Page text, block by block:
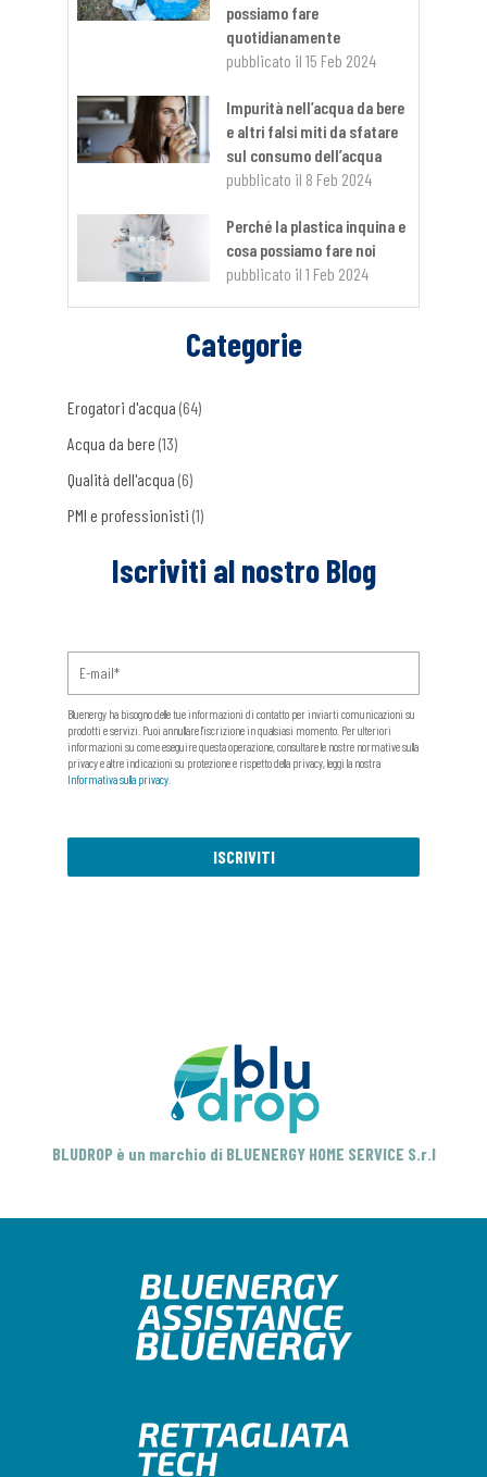
possiamo fare
quotidianamente
pubblicato il 15 Feb 2024
Impurità nell’acqua da bere
e altri falsi miti da sfatare
sul consumo dell’acqua
pubblicato il 8 Feb 2024
Perché la plastica inquina e
cosa possiamo fare noi
pubblicato il 1 Feb 2024
Categorie
Erogatori d'acqua(64)
Acqua da bere(13)
Qualità dell'acqua(6)
PMI e professionisti(1)
Iscriviti al nostro Blog
Bluenergy ha bisogno delle tue informazioni di contatto per inviarti comunicazioni su
prodotti e servizi. Puoi annullare l'iscrizione in qualsiasi momento. Per ulteriori
informazioni su come eseguire questa operazione, consultare le nostre normative sulla
privacy e altre indicazioni su protezione e rispetto della privacy, leggi la nostra
Informativa sulla privacy
BLUDROP è un marchio di BLUENERGY HOME SERVICE S.r.l